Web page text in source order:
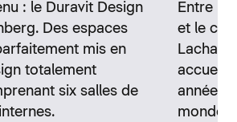
: le Duravit Design
Des espaces
mis en
totalement
six salles de
Entre la
et le
années
monde